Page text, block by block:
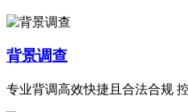
背景调查
专业背调高效快捷且合法合规